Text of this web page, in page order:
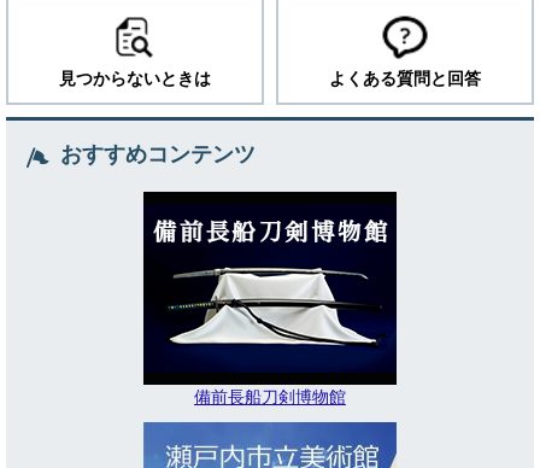
見つからないときは よくある質問と回答
おすすめコンテンツ
備前長船刀剣博物館